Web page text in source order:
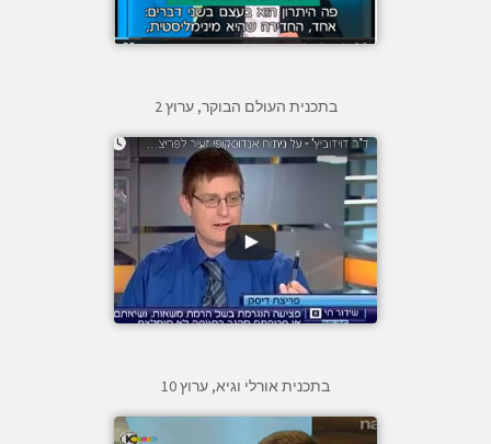
בתכנית העולם הבוקר, ערוץ 2
בתכנית אורלי וגיא, ערוץ 10